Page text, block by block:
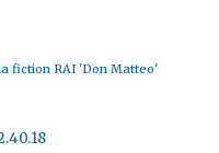
fiction RAI 'Don Matteo'